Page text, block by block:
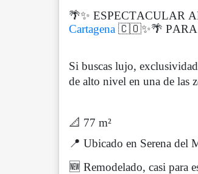
🌴✨ ESPECTACULAR
Cartagena 🇨🇴✨🌴 PARA
Si buscas lujo,
de alto nivel en una de
📐 77 m²
📍 Ubicado en Serena del
🆕 Remodelado, casi para